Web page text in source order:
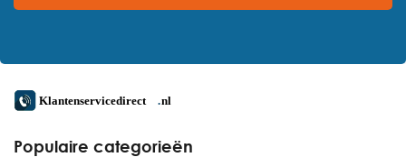
Populaire categorieën